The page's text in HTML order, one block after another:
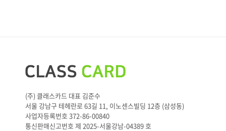
(주) 클래스카드 대표 김준수
서울 강남구 테헤란로 63길 11, 이노센스빌딩 12층 (삼성동)
사업자등록번호 372-86-00840
통신판매신고번호 제 2025-서울강남-04389 호